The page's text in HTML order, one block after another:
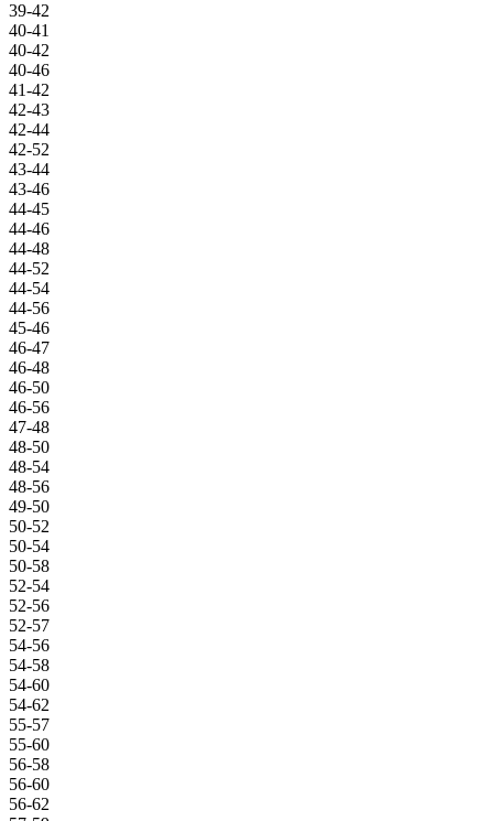
39-42
40-41
40-42
40-46
41-42
42-43
42-44
42-52
43-44
43-46
44-45
44-46
44-48
44-52
44-54
44-56
45-46
46-47
46-48
46-50
46-56
47-48
48-50
48-54
48-56
49-50
50-52
50-54
50-58
52-54
52-56
52-57
54-56
54-58
54-60
54-62
55-57
55-60
56-58
56-60
56-62